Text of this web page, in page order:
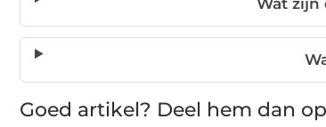
Goed artikel? Deel hem dan